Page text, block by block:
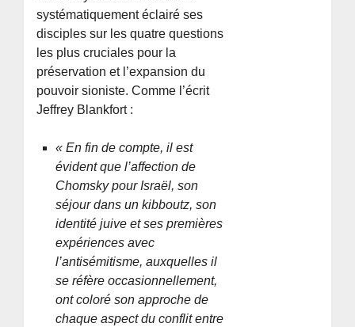
systématiquement éclairé ses
disciples sur les quatre questions
les plus cruciales pour la
préservation et l’expansion du
pouvoir sioniste. Comme l’écrit
Jeffrey Blankfort :
« En fin de compte, il est
évident que l’affection de
Chomsky pour Israël, son
séjour dans un kibboutz, son
identité juive et ses premières
expériences avec
l’antisémitisme, auxquelles il
se réfère occasionnellement,
ont coloré son approche de
chaque aspect du conflit entre